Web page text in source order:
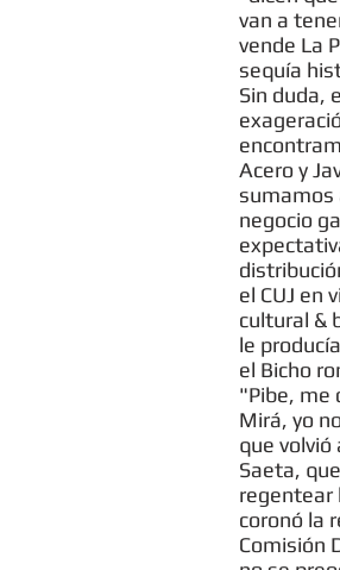
van a
vende La
sequía
Sin duda,
Acero y
sumamos
negocio
el CUJ en
cultural &
le
el Bicho
"Pibe, me
Mirá, yo
que volvió
Saeta,
regentear
coronó la
Comisión